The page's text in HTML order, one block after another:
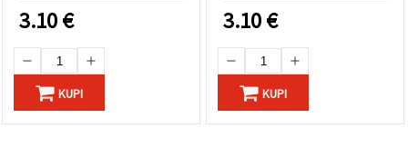
3.10€
KUPI
površine, svjetlucavi
završetak za umjetnost,
hobi i uradi-sam projekte
3.10€
KUPI